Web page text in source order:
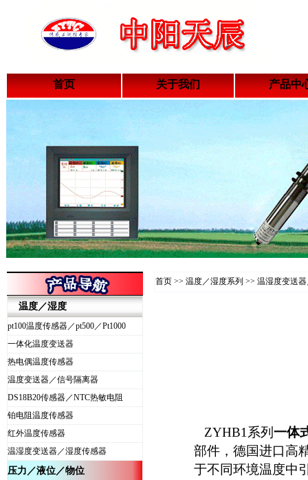
首页 关于我们 产品中
温度／湿度
pt100温度传感器／pt500／Pt1000
一体化温度变送器
热电偶温度传感器
温度变送器／信号隔离器
DS18B20传感器／NTC热敏电阻
铂电阻温度传感器
红外温度传感器
温湿度变送器／湿度传感器
压力 ／液位／物位
首页 >> 温度／湿度系列 >> 温湿度变送
ZYHB1 系列 一体
部件，德国进口高
于不同环境温度中